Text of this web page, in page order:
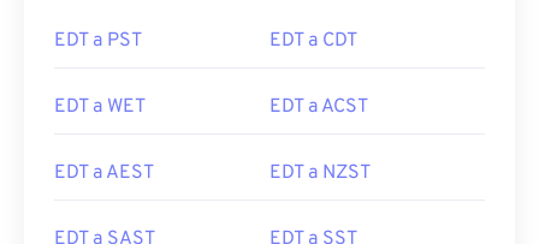
EDT a PST EDT a CDT
EDT a WET EDT a ACST
EDT a AEST EDT a NZST
EDT a SAST EDT a SST